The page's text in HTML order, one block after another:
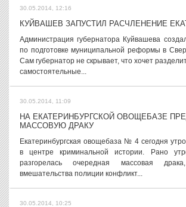
30.05.2014, 12:16
КУЙВАШЕВ ЗАПУСТИЛ РАСЧЛЕНЕНИЕ
Администрация губернатора Куйвашева
по подготовке муниципальной реформы в
Сам губернатор не скрывает, что хочет
самостоятельные...
30.05.2014, 11:09
НА ЕКАТЕРИНБУРГСКОЙ ОВОЩЕБАЗЕ
МАССОВУЮ ДРАКУ
Екатеринбургская овощебаза № 4 сегодня
в центре криминальной истории. Рано
разгорелась очередная массовая
вмешательства полиции конфликт...
30.05.2014, 10:25